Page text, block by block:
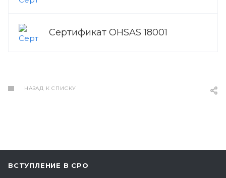
Сертификат OHSAS 18001
НАЗАД К СПИСКУ
ВСТУПЛЕНИЕ В СРО